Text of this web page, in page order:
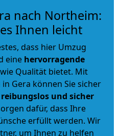
nach Northeim:
Ihnen leicht
dass hier Umzug
eine hervorragende
Qualität bietet. Mit
Gera können Sie sicher
reibungslos und sicher
dafür, dass Ihre
erfüllt werden. Wir
um Ihnen zu helfen